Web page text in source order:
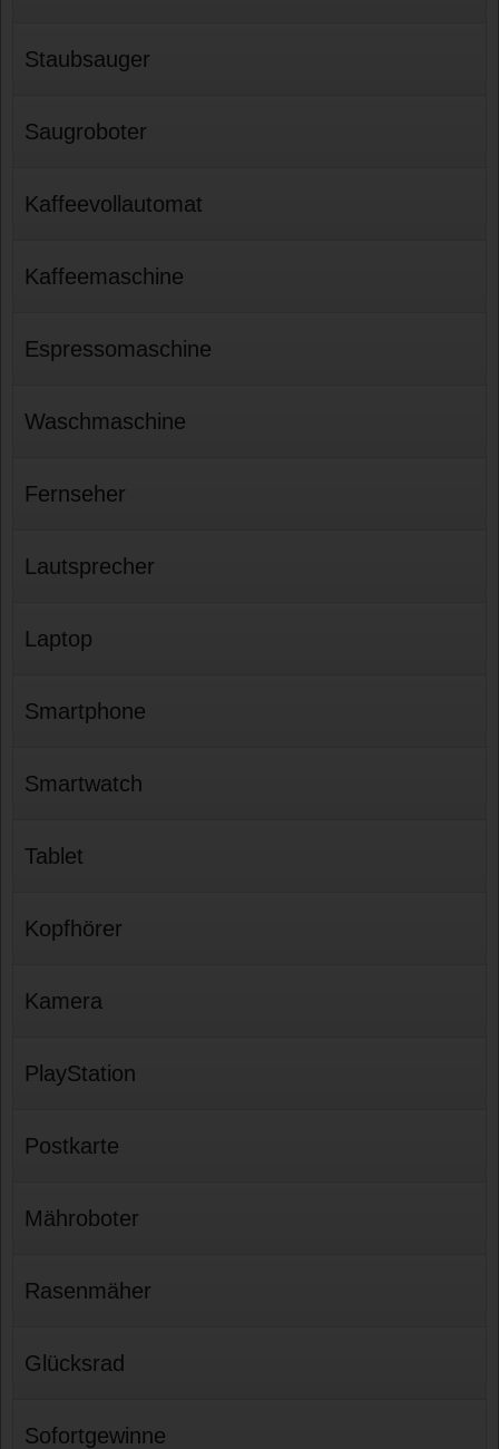
Staubsauger
Saugroboter
Kaffeevollautomat
Kaffeemaschine
Espressomaschine
Waschmaschine
Fernseher
Lautsprecher
Laptop
Smartphone
Smartwatch
Tablet
Kopfhörer
Kamera
PlayStation
Postkarte
Mähroboter
Rasenmäher
Glücksrad
Sofortgewinne